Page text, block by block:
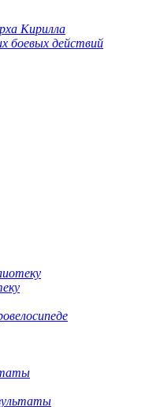
Кирилла
боевых действий